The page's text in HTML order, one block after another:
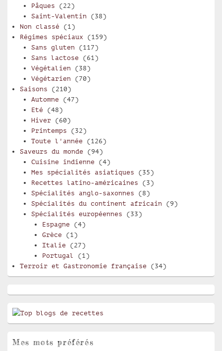
Pâques (22)
Saint-Valentin (38)
Non classé (1)
Régimes spéciaux (159)
Sans gluten (117)
Sans lactose (61)
Végétalien (38)
Végétarien (70)
Saisons (210)
Automne (47)
Eté (48)
Hiver(60)
Printemps (32)
Toute l'année (126)
Saveurs du monde (94)
Cuisine indienne (4)
Mes spécialités asiatiques (35)
Recettes latino-américaines (3)
Spécialités anglo-saxonnes (8)
Spécialités du continent africain (9)
Spécialités européennes (33)
Espagne (4)
Grèce (1)
Italie (27)
Portugal
(1)
Terroir et Gastronomie française (34)
Mes mots préférés